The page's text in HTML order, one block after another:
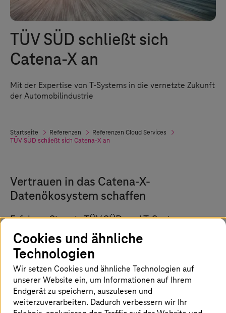
TÜV SÜD schließt sich
Catena-X an
Mit der Expertise von T-Systems in die vernetzte Zukunft
der Automobilindustrie
Startseite Referenzen
Referenzen Cloud Services
TÜV SÜD schließt sich Catena-X an
Vertrauen in das Catena-X-
Datenökosystem schaffen
Erfahren Sie, wie TÜV SÜD undT-Systems
innerhalb des Catena-X Automotive Network
zusammenarbeiteten, über Standards
hinausgingen und Vertrauen in das
Datenökosystem schufen. Von der Beratung bis
zur Umsetzung entwickelten beide
Unternehmen gemeinsam eine Lösung zur
Cookies und ähnliche
Technologien
Wir setzen Cookies und ähnliche Technologien auf
unserer Website ein, um Informationen auf Ihrem
Endgerät zu speichern, auszulesen und
weiterzuverarbeiten. Dadurch verbessern wir Ihr